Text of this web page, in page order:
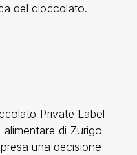
del cioccolato.
Private Label
di Zurigo
una decisione